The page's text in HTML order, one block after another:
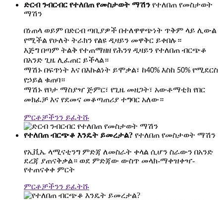
ድርብ ንብርብር የተለበጠ የመስታወት ማሽን የተለበጠ የመስታወት
ማሽን
በነጠላ ወይም በድርብ ጣቢያዎች በተለዋዋጭነት ጥቅም ላይ ሊውል
የሚችል የሁለት ትራክን የልዩ ዲዛይን መዋቅር ይቀበሉ።
እጅግ በጣም ትልቅ የተጠማዘዘ የሕንፃ ዲዛይን የተለበጠ ብርጭቆ
በአንድ ጊዜ ሊፈጠር ይችላል።
ማሽኑ በፍጥነት እና በእኩልነት ይሞቃል፣ ከ40% እስከ 50% የሚደርስ
የኃይል ቁጠባ።
ማሽኑ የቦታ ማስያዣ ጅምር፣ የጊዜ መዘጋት፣ አውቶማቲክ የበር
መክፈቻ እና የደመና መቆጣጠሪያ ተግባር አለው።
ምርቶቻችንን ይፈትሹ
የተለበጠ ብርጭቆ እንዴት ይመረታል? የተለበጠ የመስታወት ማሽን
የኢቪኤ ላሚናቲንግ ምድጃ ለመስራት ቀላል ሲሆን ስራውን በአንድ
ደረጃ ያጠናቅቃል። ወደ ምድጃው ውስጥ መላክ-ማቀዝቀዣ-
የተጠናቀቀ ምርት
ምርቶቻችንን ይፈትሹ